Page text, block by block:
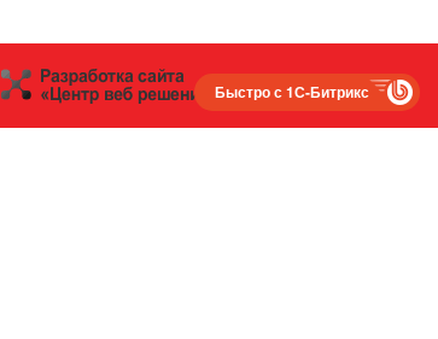
Быстро с 1С-Битрикс